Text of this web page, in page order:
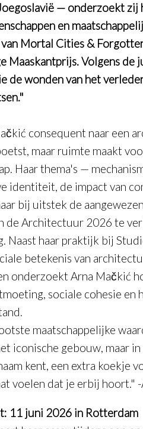
— onderzoekt zij
en
Mortal Cities &
Maaskantprijs. Volgens de
de wonden van het
consequent naar een
maar ruimte maakt
Haar thema's —
identiteit, de impact van
bij uitstek de
de Architectuur 2026 te
. Naast haar praktijk bij
betekenis van
onderzoekt Arna Mačkić
sociale cohesie en
maatschappelijke
iconische gebouw, maar in
kent, een extra koekje
voelen dat je erbij hoort."
11 juni 2026 in Rotterdam